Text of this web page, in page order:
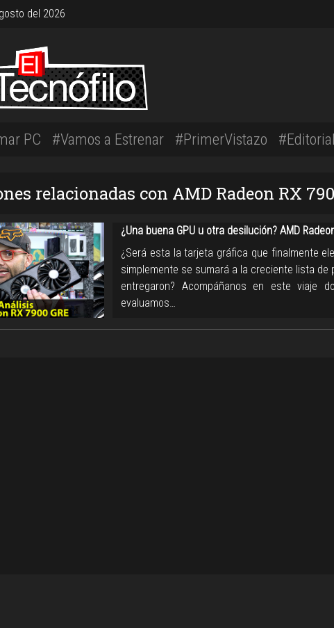
del 2026
PC #Vamos a Estrenar #PrimerVistazo
relacionadas con AMD Radeon RX
¿Una buena GPU u otra desilución? AMD
¿Será esta la tarjeta gráfica que finalmente
simplemente se sumará a la creciente lista
entregaron? Acompáñanos en este viaje
evaluamos…